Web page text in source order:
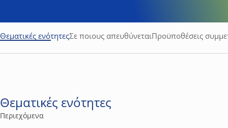
Θεματικές ενότητεςΣε ποιους απευθύνεταιΠροϋποθέσεις
Θεματικές ενότητες
Περιεχόμενα